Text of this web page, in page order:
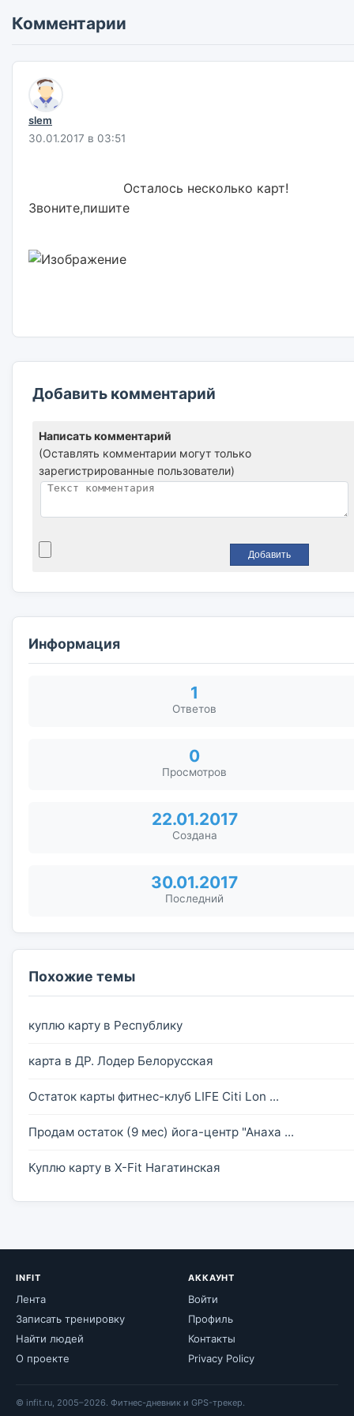
Комментарии
slem
30.01.2017 в 03:51
Звоните,пишите
Добавить комментарий
Написать комментарий
(Оставлять комментарии могут только
зарегистрированные пользователи)
Информация
1
Ответов
0
Просмотров
22.01.2017
Создана
30.01.2017
Последний
Похожие темы
куплю карту в Республику
карта в ДР. Лодер Белорусская
Остаток карты фитнес-клуб LIFE Сiti Lon ...
Продам остаток (9 мес) йога-центр "Анаха ...
Куплю карту в X-Fit Нагатинская
INFIT
Лента
Записать тренировку
Найти людей
О проекте
АККАУНТ
Войти
Профиль
Контакты
Privacy Policy
© infit.ru, 2005–2026. Фитнес-дневник и GPS-трекер.